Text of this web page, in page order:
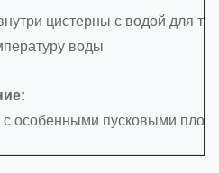
цистерны с водой для
воды
с особенными пусковыми